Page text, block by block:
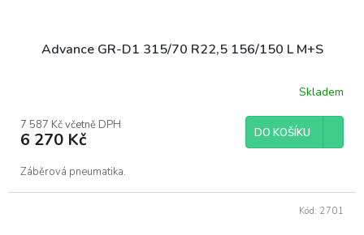
Advance GR-D1 315/70 R22,5 156/150 L M+S
Skladem
7 587 Kč včetně DPH
6 270 Kč DO KOŠÍKU
Záběrová pneumatika.
Kód: 2701